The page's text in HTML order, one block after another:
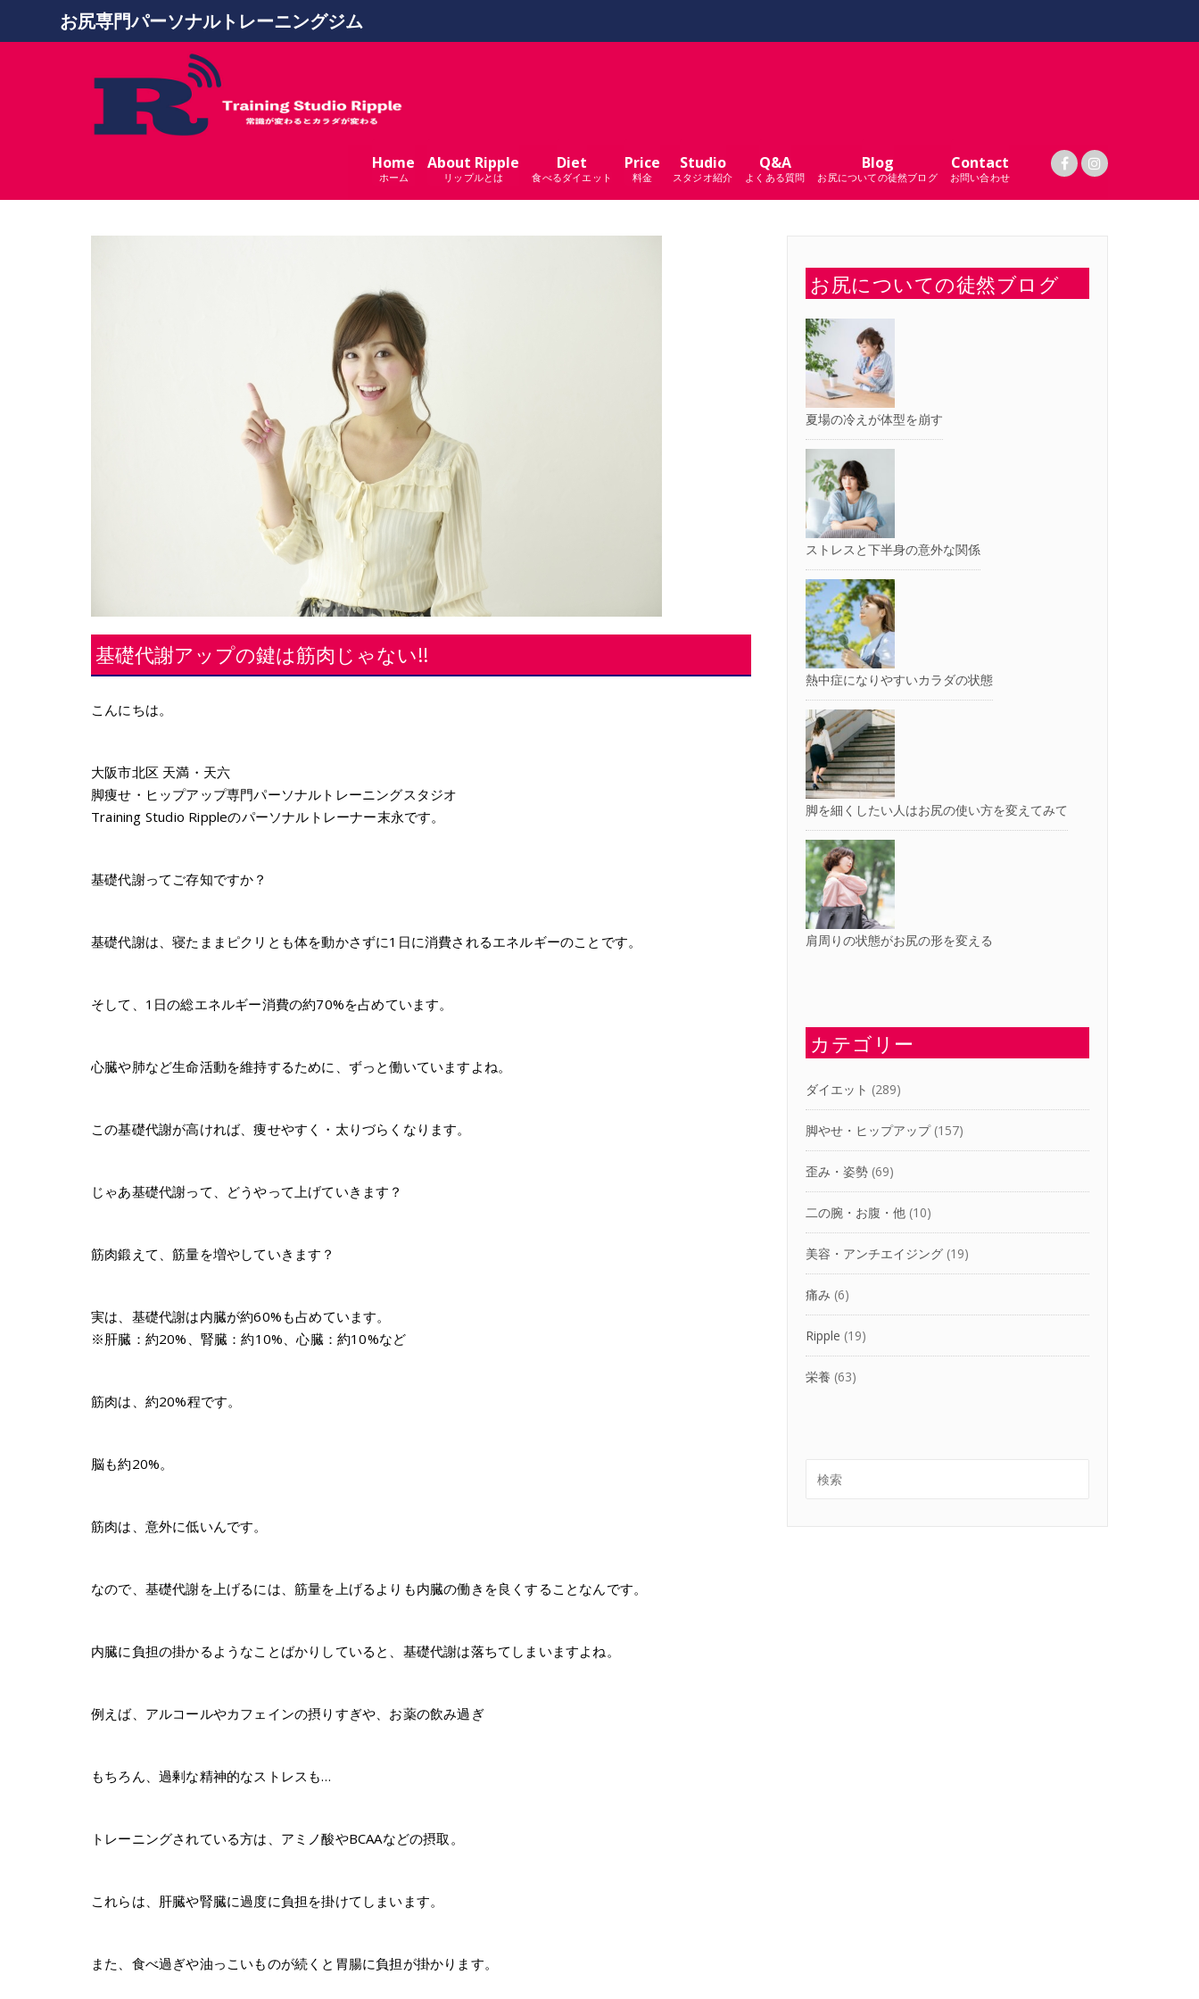
お尻専門パーソナルトレーニングジム
Home
ホーム
About Ripple
リップルとは
Diet
食べるダイエット
Price
料金
Studio
スタジオ紹介
Q&A
よくある質問
Blog
お尻についての徒然ブログ
Contact
お問い合わせ
基礎代謝アップの鍵は筋肉じゃない!!
こんにちは。
大阪市北区 天満・天六
脚痩せ・ヒップアップ専門パーソナルトレーニングスタジオ
Training Studio Rippleのパーソナルトレーナー末永です。
基礎代謝ってご存知ですか？
基礎代謝は、寝たままピクリとも体を動かさずに1日に消費されるエネルギーのことです。
そして、1日の総エネルギー消費の約70%を占めています。
心臓や肺など生命活動を維持するために、ずっと働いていますよね。
この基礎代謝が高ければ、痩せやすく・太りづらくなります。
じゃあ基礎代謝って、どうやって上げていきます？
筋肉鍛えて、筋量を増やしていきます？
実は、基礎代謝は内臓が約60%も占めています。
※肝臓：約20%、腎臓：約10%、心臓：約10%など
筋肉は、約20%程です。
脳も約20%。
筋肉は、意外に低いんです。
なので、基礎代謝を上げるには、筋量を上げるよりも内臓の働きを良くすることなんです。
内臓に負担の掛かるようなことばかりしていると、基礎代謝は落ちてしまいますよね。
例えば、アルコールやカフェインの摂りすぎや、お薬の飲み過ぎ
もちろん、過剰な精神的なストレスも…
トレーニングされている方は、アミノ酸やBCAAなどの摂取。
これらは、肝臓や腎臓に過度に負担を掛けてしまいます。
また、食べ過ぎや油っこいものが続くと胃腸に負担が掛かります。
お尻についての徒然ブログ
夏場の冷えが体型を崩す
ストレスと下半身の意外な関係
熱中症になりやすいカラダの状態
脚を細くしたい人はお尻の使い方を変えてみて
肩周りの状態がお尻の形を変える
カテゴリー
ダイエット (289)
脚やせ・ヒップアップ(157)
歪み・姿勢 (69)
二の腕・お腹・他 (10)
美容・アンチエイジング (19)
痛み (6)
Ripple (19)
栄養 (63)